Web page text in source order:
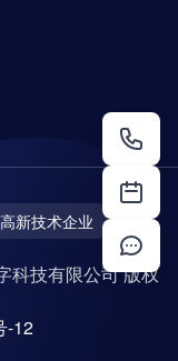
新技术企业
科技有限公司 版权
-12